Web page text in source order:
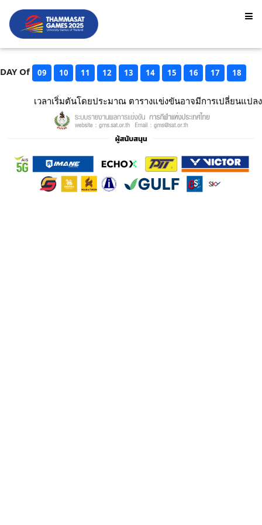
DAY Of 09 10 11 12 13 14 15 16 17 18
เวลาเริ่มตันโดยประมาณ ตารางแข่งขันอาจมีการเปลี่ยนแปลง